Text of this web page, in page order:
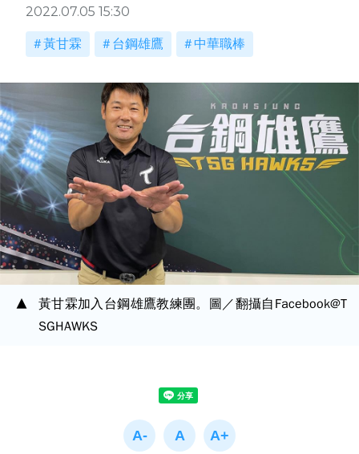
2022.07.05 15:30
黃甘霖 台鋼雄鷹 中華職棒
黃甘霖加入台鋼雄鷹教練團。圖／翻攝自Facebook@T
SGHAWKS